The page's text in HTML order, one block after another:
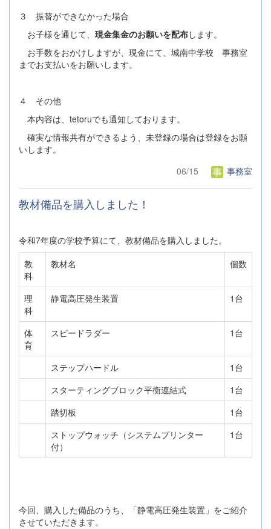
３ 振替ができなかった場合
お子様を通じて、 現金集金のお願いを配布します。
お手数をおかけしますが、現金にて、城南中学校 事務室
までお支払いをお願いします。
４ その他
本内容は、tetoruでも通知しております。
確実な情報共有ができるよう、未登録の場合は登録をお願
いします。
06/15
事務室
教材備品を購入しました！
令和7年度の学校予算にて、教材備品を購入しました。
教
科
教材名 個数
理
科
静電高圧発生装置 1台
体
育
スピードラダー 1台
ステップハードル
1台
スターティングブロック平衡連結式
1台
踏切板
1台
ストップウォッチ（システムプリンター
付）
1台
今回、購入した備品のうち、「静電高圧発生装置」をご紹介
させていただきます。